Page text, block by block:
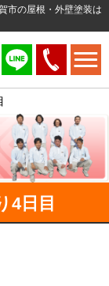
市の屋根・外壁塗装は
4日目